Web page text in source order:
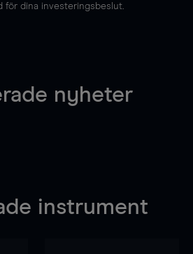
för dina investeringsbeslut.
nyheter
instrument